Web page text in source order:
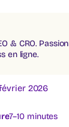
& CRO.
en ligne.
2026
7–10 minutes